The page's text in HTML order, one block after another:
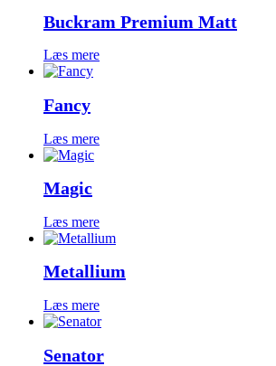
Buckram Premium Matt
Læs mere
Fancy
Læs mere
Magic
Læs mere
Metallium
Læs mere
Senator